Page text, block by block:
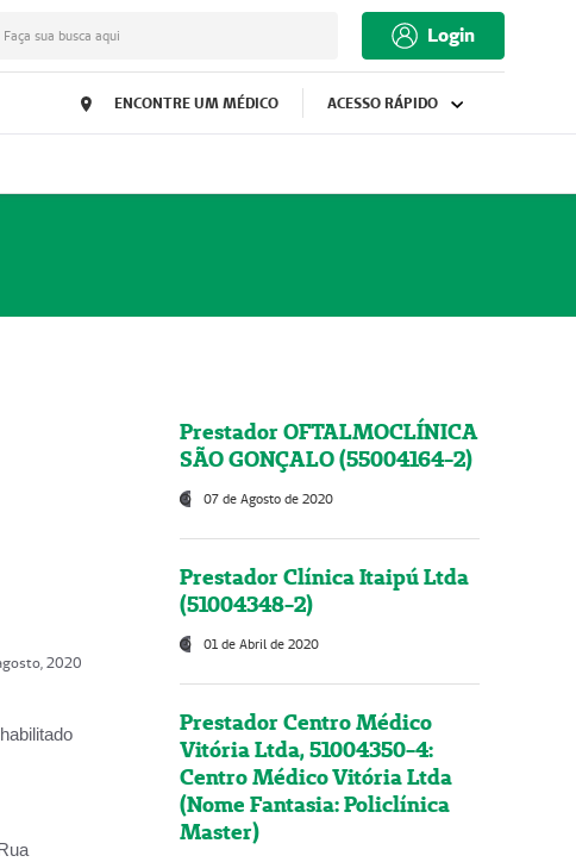
Faça sua busca aqui Login
ENCONTRE UM MÉDICO ACESSO RÁPIDO
2020
Rua
Prestador OFTALMOCLÍNICA
SÃO GONÇALO (55004164-2)
07 de Agosto de 2020
Prestador Clínica Itaipú Ltda
(51004348-2)
01 de Abril de 2020
Prestador Centro Médico
Vitória Ltda, 51004350-4:
Centro Médico Vitória Ltda
(Nome Fantasia: Policlínica
Master)